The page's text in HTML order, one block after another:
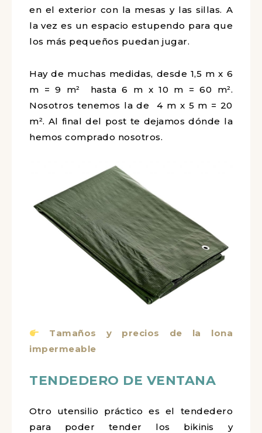
en el exterior con la mesas y las sillas. A
la vez es un espacio estupendo para que
los más pequeños puedan jugar.
Hay de muchas medidas, desde 1,5 m x 6
m = 9 m² hasta 6 m x 10 m = 60 m².
Nosotros tenemos la de 4 m x 5 m = 20
m². Al final del post te dejamos dónde la
hemos comprado nosotros.
Tamaños y precios de la lona
impermeable
TENDEDERO DE VENTANA
Otro utensilio práctico es el tendedero
para poder tender los bikinis y